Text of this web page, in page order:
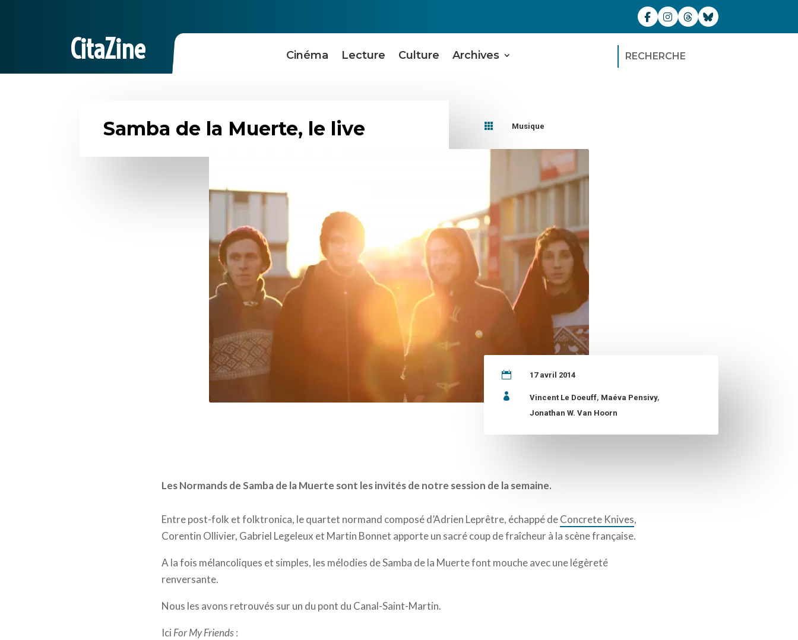
CitaZine Cinéma Lecture Culture Archives RECHERCHE
Samba de la Muerte, le live  Musique
 17 avril 2014
 Vincent Le Doeuff, Maéva Pensivy,
Jonathan W. Van Hoorn
Les Normands de Samba de la Muerte sont les invités de notre session de la semaine.
Entre post-folk et folktronica, le quartet normand composé d’Adrien Leprêtre, échappé deConcrete Knives,
Corentin Ollivier, Gabriel Legeleux et Martin Bonnet apporte un sacré coup de fraîcheur à la scène française.
A la fois mélancoliques et simples, les mélodies de Samba de la Muerte font mouche avec une légèreté
renversante.
Nous les avons retrouvés sur un du pont du Canal-Saint-Martin.
Ici For My Friends: